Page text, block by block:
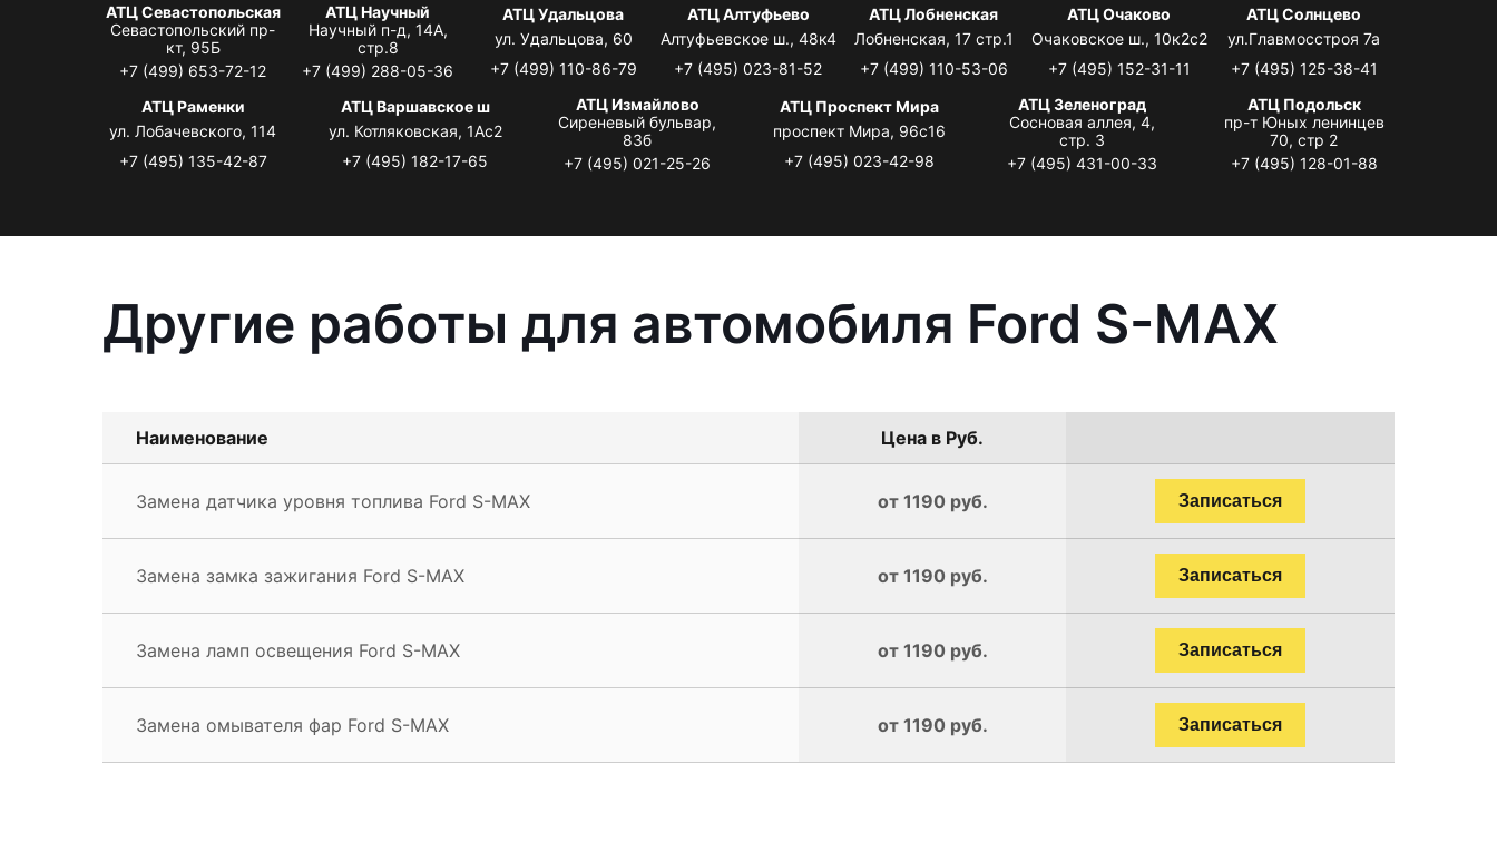
АТЦ Севастопольская
Севастопольский пр-
кт, 95Б
+7 (499) 653-72-12
АТЦ Научный
Научный п-д, 14А,
стр.8
+7 (499) 288-05-36
АТЦ Удальцова
ул. Удальцова, 60
+7 (499) 110-86-79
АТЦ Алтуфьево
Алтуфьевское ш., 48к4
+7 (495) 023-81-52
АТЦ Лобненская
Лобненская, 17 стр.1
+7 (499) 110-53-06
АТЦ Очаково
Очаковское ш., 10к2с2
+7 (495) 152-31-11
АТЦ Солнцево
ул.Главмосстроя 7а
+7 (495) 125-38-41
АТЦ Раменки
ул. Лобачевского, 114
+7 (495) 135-42-87
АТЦ Варшавское ш
ул. Котляковская, 1Ас2
+7 (495) 182-17-65
АТЦ Измайлово
Сиреневый бульвар,
83б
+7 (495) 021-25-26
АТЦ Проспект Мира
проспект Мира, 96с16
+7 (495) 023-42-98
АТЦ Зеленоград
Сосновая аллея, 4,
стр. 3
+7 (495) 431-00-33
АТЦ Подольск
пр-т Юных ленинцев
70, стр 2
+7 (495) 128-01-88
Другие работы для автомобиля Ford S-MAX
Наименование Цена в Руб.
Замена датчика уровня топлива Ford S-MAX от 1190 руб. Записаться
Замена замка зажигания Ford S-MAX от 1190 руб. Записаться
Замена ламп освещения Ford S-MAX от 1190 руб. Записаться
Замена омывателя фар Ford S-MAX от 1190 руб. Записаться